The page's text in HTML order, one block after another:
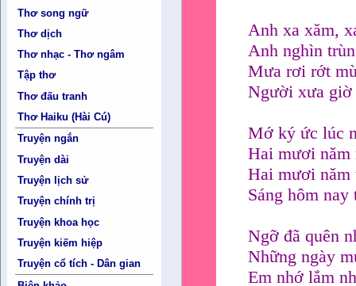
Thơ song ngữ
Thơ dịch
Thơ nhạc - Thơ ngâm
Tập thơ
Thơ đấu tranh
Thơ Haiku (Hài Cú)
Truyện ngắn
Truyện dài
Truyện lịch sử
Truyện chính trị
Truyện khoa học
Truyện kiếm hiệp
Truyện cổ tích - Dân gian
Anh xa xăm,
Anh nghìn
Mưa rơi rớt
Người xưa giờ
Mớ ký ức lúc
Hai mươi năm
Hai mươi năm
Sáng hôm
Ngỡ đã quên
Những ngày
Em nhớ lắm